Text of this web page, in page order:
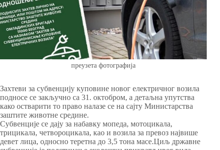
преузета фотографија
Захтеви за субвенцију куповине новог електричног возила
подносе се закључно са 31. октобром, а детаљна упутства
како остварити то право налазе се на сајту Министарства
заштите животне средине.
Субвенције се дају за набавку мопеда, мотоцикала,
трицикала, четвороцикала, као и возила за превоз највише
девет лица, односно теретна до 3,5 тона масе.Циљ државне